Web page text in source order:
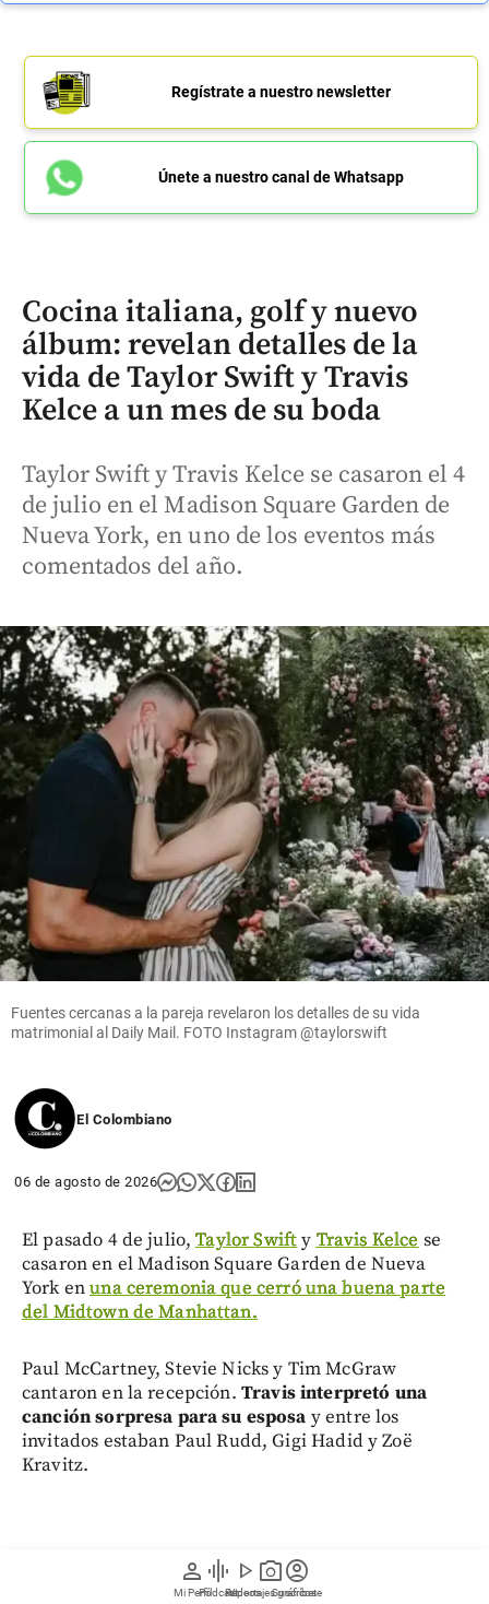
person
Mi Perfil
graphic_eq
Pódcast
play_arrow
Videos
photo_camera
Reportajes gráficos
account_circle
Suscríbete
Regístrate a nuestro newsletter
Únete a nuestro canal de Whatsapp
Cocina italiana, golf y nuevo
álbum: revelan detalles de la
vida de Taylor Swift y Travis
Kelce a un mes de su boda
Taylor Swift y Travis Kelce se casaron el 4
de julio en el Madison Square Garden de
Nueva York, en uno de los eventos más
comentados del año.
Fuentes cercanas a la pareja revelaron los detalles de su vida
matrimonial al Daily Mail. FOTO Instagram @taylorswift
El Colombiano
06 de agosto de 2026
El pasado 4 de julio,Taylor Swifty Travis Kelce se
casaron en el Madison Square Garden de Nueva
York enuna ceremonia que cerró una buena parte
del Midtown de Manhattan.
Paul McCartney, Stevie Nicks y Tim McGraw
cantaron en la recepción. Travis interpretó una
canción sorpresa para su esposa y entre los
invitados estaban Paul Rudd, Gigi Hadid y Zoë
Kravitz.